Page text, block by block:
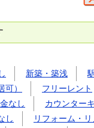
新築・築浅
） フリーレント
なし カウンター
し リフォーム・